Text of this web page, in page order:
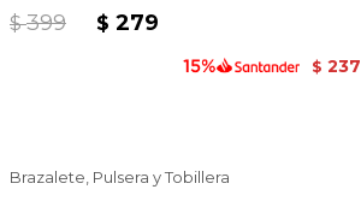
$ 399 $ 279
$ 237
Brazalete, Pulsera y Tobillera